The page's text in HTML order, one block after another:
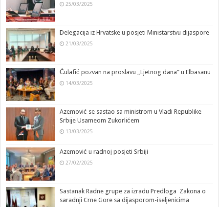
e
25/03/2025
Delegacija iz Hrvatske u posjeti Ministarstvu dijaspore
21/03/2025
Ćulafić pozvan na proslavu „Ljetnog dana“ u Elbasanu
14/03/2025
Azemović se sastao sa ministrom u Vladi Republike
Srbije Usameom Zukorlićem
13/03/2025
Azemović u radnoj posjeti Srbiji
27/02/2025
Sastanak Radne grupe za izradu Predloga Zakona o
saradnji Crne Gore sa dijasporom-iseljenicima